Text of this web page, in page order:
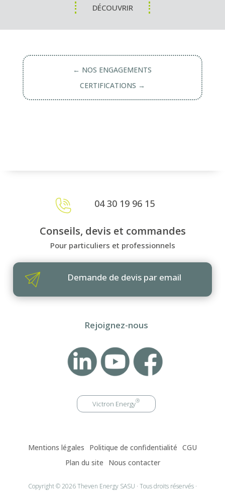
DÉCOUVRIR
← NOS ENGAGEMENTS
CERTIFICATIONS →
04 30 19 96 15
Conseils, devis et commandes
Pour particuliers et professionnels
Demande de devis par email
Rejoignez-nous
Victron Energy®
Mentions légales Politique de confidentialité CGU
Plan du site
Nous contacter
Copyright © 2026 Theven Energy SASU · Tous droits réservés ·